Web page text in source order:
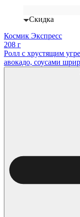
Скидка
Космик Экспресс
208 г
Ролл с хрустящим
авокадо, соусами